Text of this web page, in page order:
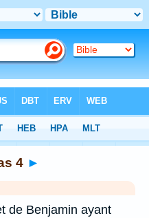
4 ►
de Benjamin ayant